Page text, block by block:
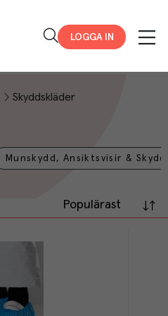
LOGGA IN
Skyddskläder
Munskydd, Ansiktsvisir &
Populärast